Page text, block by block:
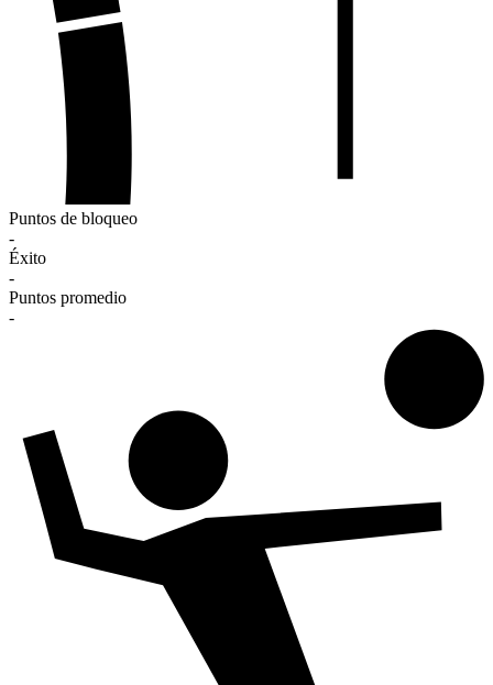
Puntos de bloqueo
-
Éxito
-
Puntos promedio
-